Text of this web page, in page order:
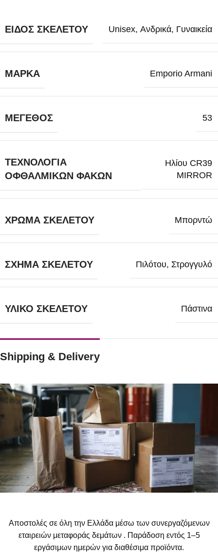
ΕΊΔΟΣ ΣΚΕΛΕΤΟΎ Unisex, Ανδρικά, Γυναικεία
ΜΆΡΚΑ Emporio Armani
ΜΈΓΕΘΟΣ 53
ΤΕΧΝΟΛΟΓΊΑ
ΟΦΘΑΛΜΙΚΏΝ ΦΑΚΏΝ
Ηλίου CR39
MIRROR
ΧΡΏΜΑ ΣΚΕΛΕΤΟΎ Μπορντώ
ΣΧΉΜΑ ΣΚΕΛΕΤΟΎ Πιλότου, Στρογγυλό
ΥΛΙΚΌ ΣΚΕΛΕΤΟΎ Πάστινα
Shipping & Delivery
Αποστολές σε όλη την Ελλάδα μέσω των συνεργαζόμενων
εταιρειών μεταφοράς δεμάτων . Παράδοση εντός 1–5
εργάσιμων ημερών για διαθέσιμα προϊόντα.